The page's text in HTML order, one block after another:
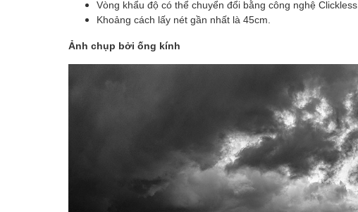
Vòng khẩu độ có thể chuyển đổi bằng công nghệ Clickless.
Khoảng cách lấy nét gần nhất là 45cm.
Ảnh chụp bởi ống kính